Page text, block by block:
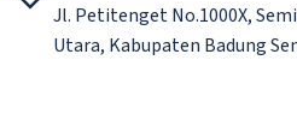
Jl. Petitenget No.1000X,
Utara, Kabupaten Badung